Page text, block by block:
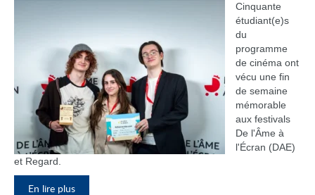
Cinquante
étudiant(e)s
du
programme
de cinéma ont
vécu une fin
de semaine
mémorable
aux festivals
De l'Âme à
l'Écran (DAE)
et Regard.
En lire plus